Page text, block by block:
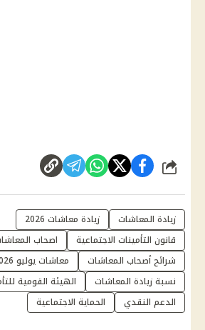
شارك
زيادة المعاشات
زيادة معاشات 2026
قانون التأمينات الاجتماعية
اصحاب
شرائح أصحاب المعاشات
معاشات يوليو 2026
نسبة زيادة المعاشات
الهيئة القومية
الدعم النقدي
الحماية الاجتماعية